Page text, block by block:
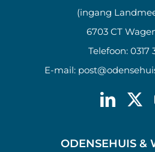
(ingang
6703 CT
Telefoon: 0317
E-mail:
ODENSEHUIS &